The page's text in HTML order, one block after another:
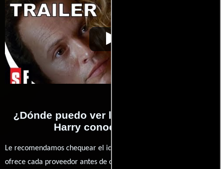
Cuando Harry
conoció a Sally
Video de la película Cuando Harry
conoció a Sally
¿Dónde puedo ver la películas Cuando
Harry conoció a Sally?
Le recomendamos chequear el idioma, doblaje o subtítulos que
ofrece cada proveedor antes de comprar, alquilar o contratar un